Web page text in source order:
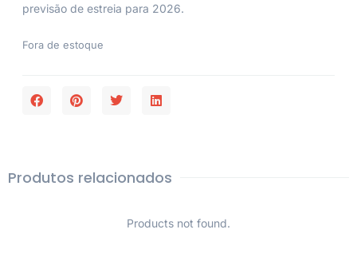
previsão de estreia para 2026.
Fora de estoque
Produtos relacionados
Products not found.